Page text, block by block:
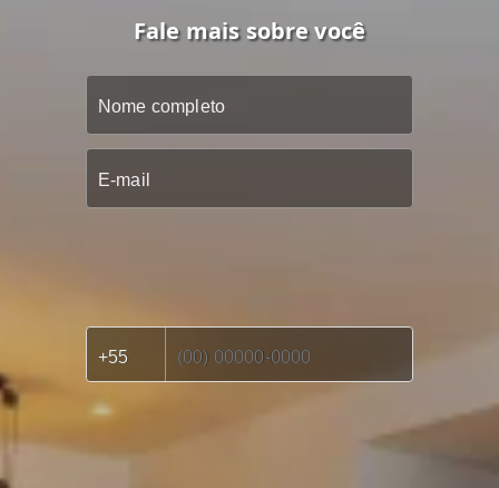
Fale mais sobre você